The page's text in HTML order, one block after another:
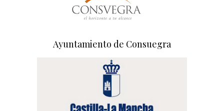
Ayuntamiento de Consuegra